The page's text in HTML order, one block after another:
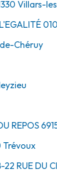
Villars-
Chéruy
REPOS
Trévoux
22 RUE DU